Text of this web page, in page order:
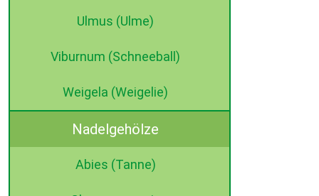
Ulmus (Ulme)
Viburnum (Schneeball)
Weigela (Weigelie)
Nadelgehölze
Abies (Tanne)